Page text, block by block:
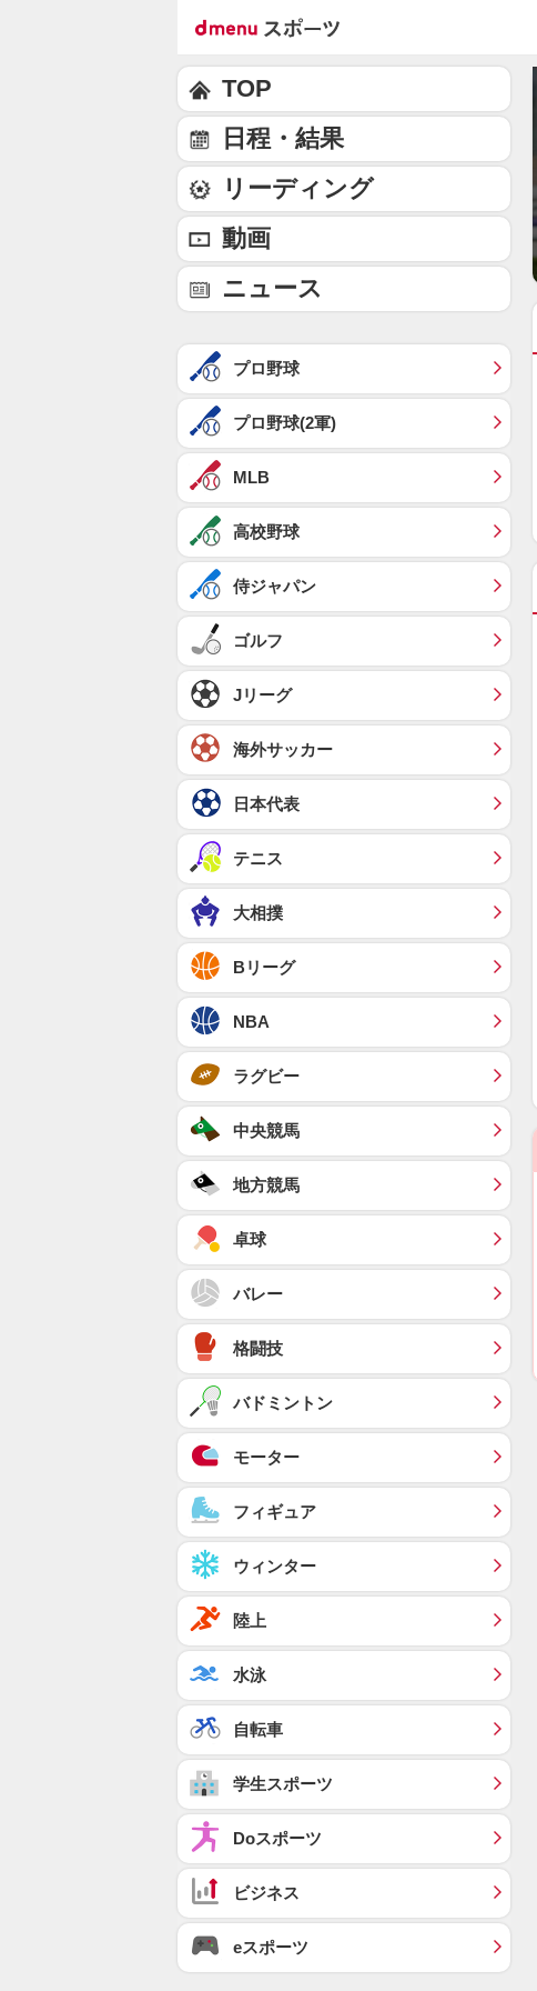
TOP
日程・結果
リーディング
動画
ニュース
プロ野球
プロ野球(2軍)
MLB
高校野球
侍ジャパン
ゴルフ
Jリーグ
海外サッカー
日本代表
テニス
大相撲
Bリーグ
NBA
ラグビー
中央競馬
地方競馬
卓球
バレー
格闘技
バドミントン
モーター
フィギュア
ウィンター
陸上
水泳
自転車
学生スポーツ
Doスポーツ
ビジネス
eスポーツ